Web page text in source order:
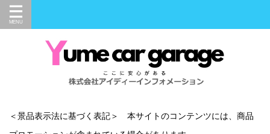
＜景品表示法に基づく表記＞ 本サイトのコンテンツには、商品